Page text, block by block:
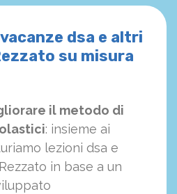
dsa e altri
su misura
il metodo di
: insieme ai
lezioni dsa e
in base a un